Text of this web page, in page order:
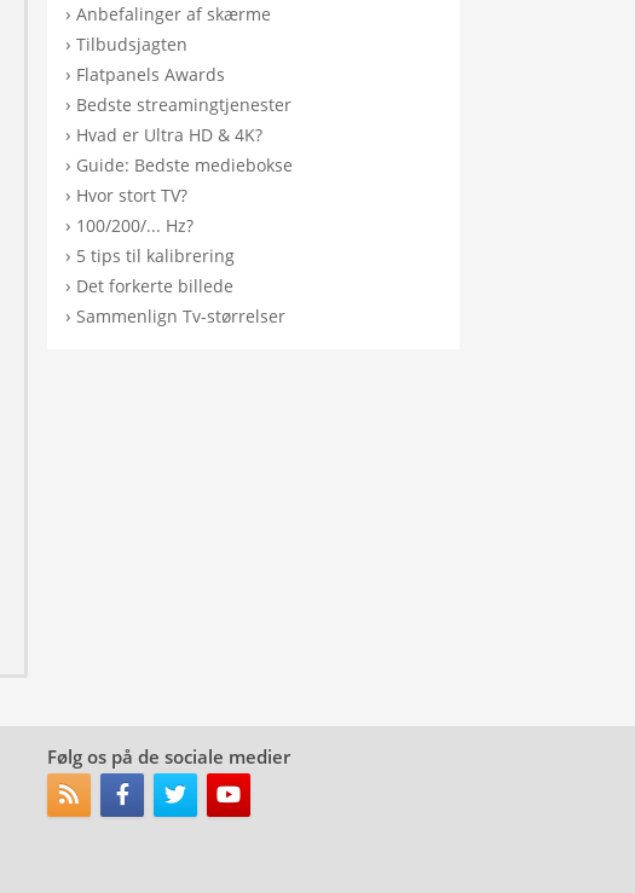
›Anbefalinger af skærme
›Tilbudsjagten
› Flatpanels Awards
› Bedste streamingtjenester
› Hvad er Ultra HD & 4K?
› Guide: Bedste mediebokse
› Hvor stort TV?
› 100/200/... Hz?
› 5 tips til kalibrering
› Det forkerte billede
›Sammenlign Tv-størrelser
Følg os på de sociale medier